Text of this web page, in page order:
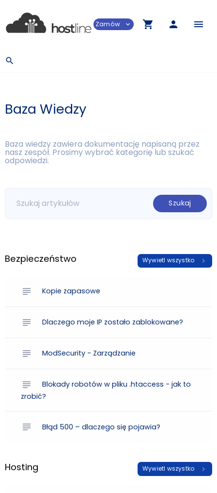
Zamów expand_more shopping_cart person menu
search
Baza Wiedzy
Baza wiedzy zawiera dokumentację napisaną przez
nasz zespół. Prosimy wybrać kategorię lub szukać
odpowiedzi.
Szukaj
Bezpieczeństwo Wywietl wszystko chevron_right
subject Kopie zapasowe
subject Dlaczego moje IP zostało zablokowane?
subject ModSecurity - Zarządzanie
subject
Blokady robotów w pliku .htaccess - jak to
zrobić?
subject Błąd 500 – dlaczego się pojawia?
Hosting Wywietl wszystko chevron_right